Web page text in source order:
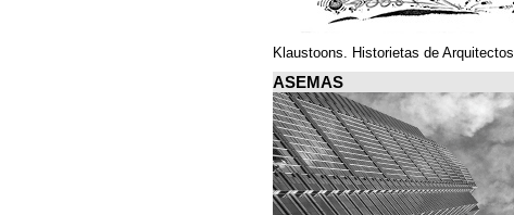
Klaustoons. Historietas de Arquitectos
ASEMAS